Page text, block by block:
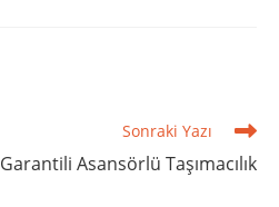
Sonraki Yazı
Garantili Asansörlü Taşımacılık